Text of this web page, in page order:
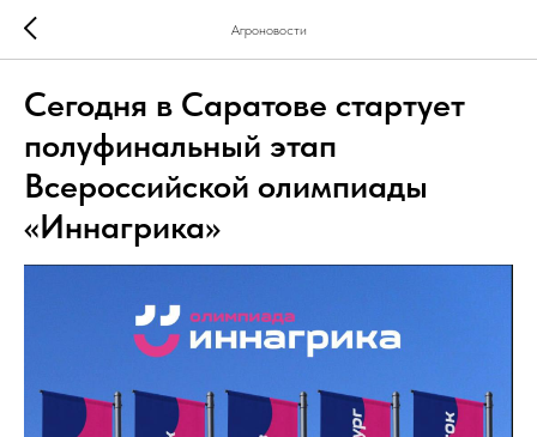
Агроновости
Сегодня в Саратове стартует
полуфинальный этап
Всероссийской олимпиады
«Иннагрика»